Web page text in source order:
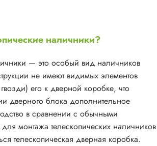
наличники?
— это особый вид наличников
не имеют видимых элементов
его к дверной коробке, что
дверного блока дополнительное
в сравнении с обычными
монтажа телескопических наличников
телескопическая дверная коробка.